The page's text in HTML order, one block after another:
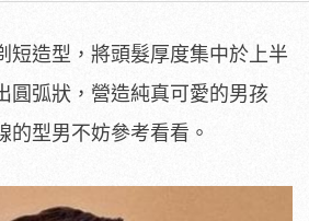
短造型，將頭髮厚度集中於上半
圓弧狀，營造純真可愛的男孩
的型男不妨參考看看。